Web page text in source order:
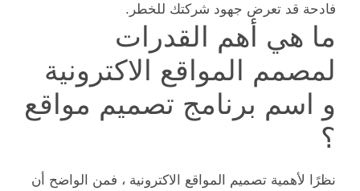
فادحة قد تعرض جهود شركتك للخطر.
ما هي أهم القدرات
لمصمم المواقع الاكترونية
و اسم برنامج تصميم مواقع
؟
نظرًا لأهمية تصميم المواقع الاكترونية ، فمن الواضح أن